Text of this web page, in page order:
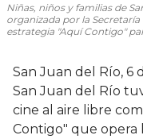
Niñas, niños y familias de
organizada por la
estrategia "Aquí Contigo"
San Juan del Río, 6
San Juan del Río
cine al aire libre
Contigo" que opera